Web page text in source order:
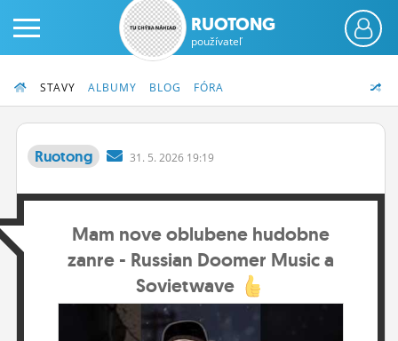
ČINŽIAK
FÓRUM
STATUSY
RUOTONG
používateľ
STAVY ALBUMY BLOG FÓRA
Ruotong 31. 5. 2026 19:19
Mam nove oblubene hudobne
zanre - Russian Doomer Music a
Sovietwave